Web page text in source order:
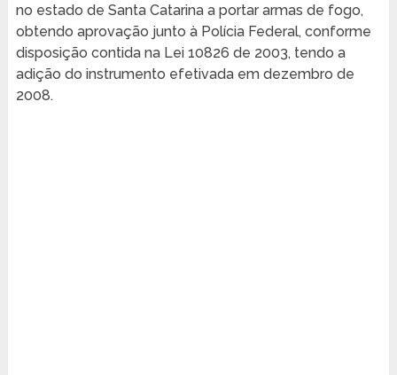
no estado de Santa Catarina a portar armas de fogo,
obtendo aprovação junto à Polícia Federal, conforme
disposição contida na Lei 10826 de 2003, tendo a
adição do instrumento efetivada em dezembro de
2008.